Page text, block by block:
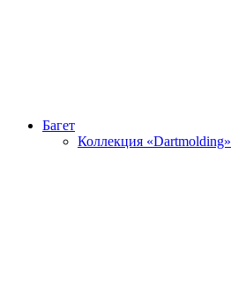
Багет
Коллекция «Dartmolding»